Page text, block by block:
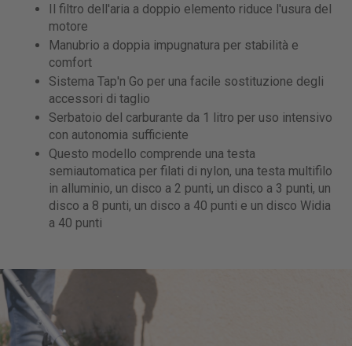
Il filtro dell'aria a doppio elemento riduce l'usura del
motore
Manubrio a doppia impugnatura per stabilità e
comfort
Sistema Tap'n Go per una facile sostituzione degli
accessori di taglio
Serbatoio del carburante da 1 litro per uso intensivo
con autonomia sufficiente
Questo modello comprende una testa
semiautomatica per filati di nylon, una testa multifilo
in alluminio, un disco a 2 punti, un disco a 3 punti, un
disco a 8 punti, un disco a 40 punti e un disco Widia
a 40 punti